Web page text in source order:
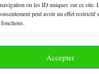
ou les ID uniques sur ce site.
peut avoir un effet restrictif
fonctions.
Accepter
Générales de Vente
Confidentialité